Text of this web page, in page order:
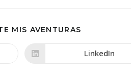
MIS AVENTURAS
CONTENIDO
Se
LinkedIn